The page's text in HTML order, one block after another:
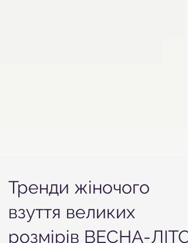
Тренди жіночого
взуття великих